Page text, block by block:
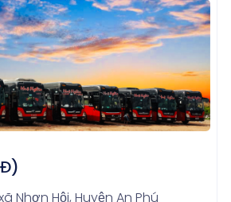
Nhơn Hội, Huyện An Phú